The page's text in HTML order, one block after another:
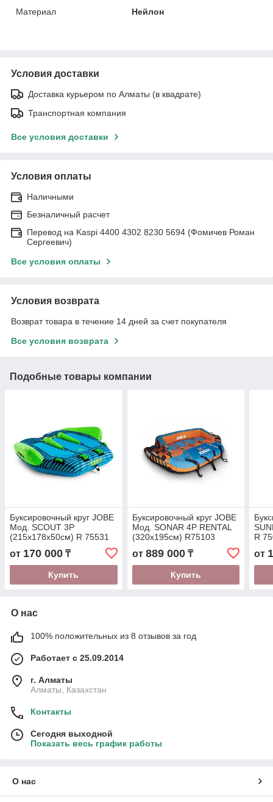
Материал
Нейлон
Условия доставки
Доставка курьером по Алматы (в квадрате)
Транспортная компания
Все условия доставки
Условия оплаты
Наличными
Безналичный расчет
Перевод на Kaspi 4400 4302 8230 5694 (Фомичев Роман
Сергеевич)
Все условия оплаты
Условия возврата
Возврат товара в течение 14 дней за счет покупателя
Все условия возврата
Подобные товары компании
Буксировочный круг JOBE
Мод. SCOUT 3P
(215x178x50см) R 75531
от 170 000 ₸
Купить
Буксировочный круг JOBE
Мод. SONAR 4P RENTAL
(320x195см) R75103
от 889 000₸
Купить
R
от
О нас
100% положительных из 8 отзывов за год
Работает с 25.09.2014
г. Алматы
Алматы, Казахстан
Контакты
Сегодня выходной
Показать весь график работы
О нас